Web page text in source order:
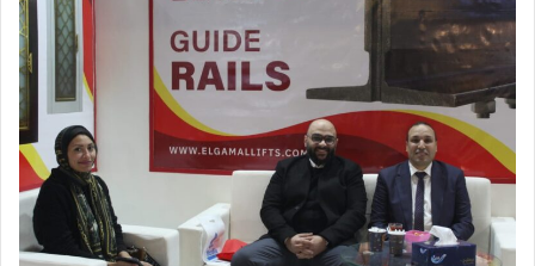
teplakova suprava panska
beckmann 12l
stenyobyvaci.cz
toploisir.com
skrue kasse
skrue kasse
sevilenotocekici.com